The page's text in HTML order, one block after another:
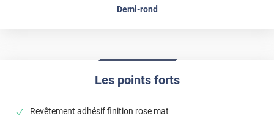
Demi-rond
Les points forts
Revêtement adhésif finition rose mat